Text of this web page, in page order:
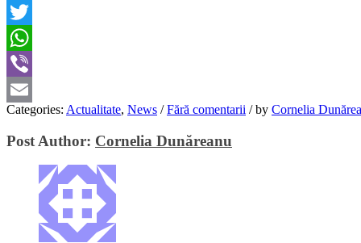
Facebook
Twitter
WhatsApp
Viber
Email
Categories: Actualitate, News / Fără comentarii /by Cornelia
Post Author: Cornelia Dunăreanu